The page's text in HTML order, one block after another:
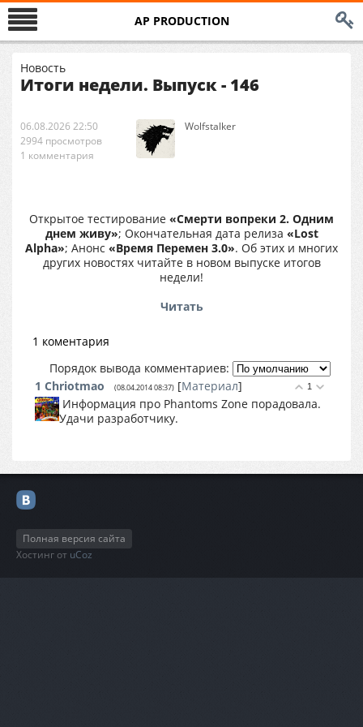
AP PRODUCTION
Новость
Итоги недели. Выпуск - 146
06.08.2026 22:50
2994 просмотров
1 комментария
Wolfstalker
Открытое тестирование «Смерти вопреки 2. Одним
днем живу»; Окончательная дата релиза «Lost
Alpha»; Анонс «Время Перемен 3.0». Об этих и многих
других новостях читайте в новом выпуске итогов
недели!
Читать
1 коментария
Порядок вывода комментариев:
1
1 Chriotmao (08.04.2014 08:37) [Материал]
Информация про Phantoms Zone порадовала.
Удачи разработчику.
Полная версия сайта
Хостинг от uCoz